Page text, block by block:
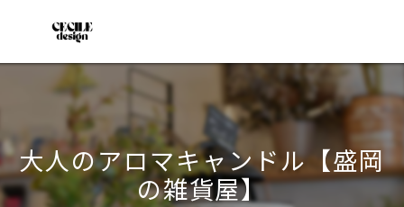
大人のアロマキャンドル【盛岡
の雑貨屋】